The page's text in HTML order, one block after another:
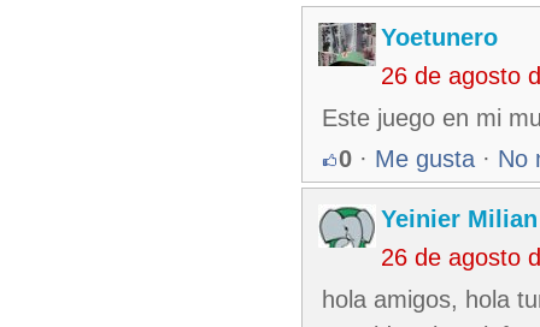
Yoetunero
26 de agosto
Este juego en mi
0 · Me gusta · No
Yeinier
26 de agosto
hola amigos, hola